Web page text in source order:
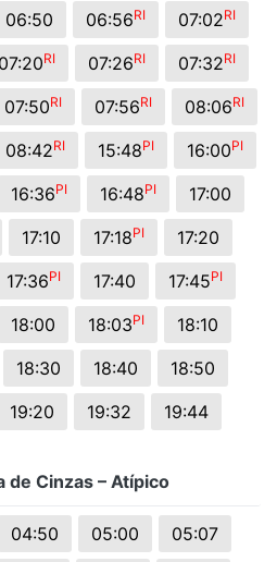
06:50 06:56RI 07:02RI
07:20RI 07:26RI 07:32RI
07:50RI 07:56RI 08:06RI
08:42RI 15:48PI 16:00PI
16:36PI 16:48PI
17:00
17:10 17:18PI
17:20
17:36PI 17:40 17:45PI
18:00 18:03PI
18:10
18:30 18:40
18:50
19:20 19:32 19:44
Cinzas – Atípico
04:50 05:00
05:07